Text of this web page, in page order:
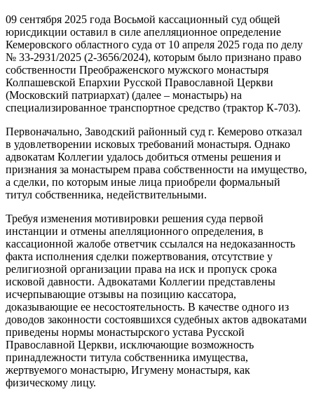
09 сентября 2025 года Восьмой кассационный суд общей
юрисдикции оставил в силе апелляционное определение
Кемеровского областного суда от 10 апреля 2025 года по делу
№ 33-2931/2025 (2-3656/2024), которым было признано право
собственности Преображенского мужского монастыря
Колпашевской Епархии Русской Православной Церкви
(Московский патриархат) (далее – монастырь) на
специализированное транспортное средство (трактор К-703).
Первоначально, Заводский районный суд г. Кемерово отказал
в удовлетворении исковых требований монастыря. Однако
адвокатам Коллегии удалось добиться отмены решения и
признания за монастырем права собственности на имущество,
а сделки, по которым иные лица приобрели формальный
титул собственника, недействительными.
Требуя изменения мотивировки решения суда первой
инстанции и отмены апелляционного определения, в
кассационной жалобе ответчик ссылался на недоказанность
факта исполнения сделки пожертвования, отсутствие у
религиозной организации права на иск и пропуск срока
исковой давности. Адвокатами Коллегии представлены
исчерпывающие отзывы на позицию кассатора,
доказывающие ее несостоятельность. В качестве одного из
доводов законности состоявшихся судебных актов адвокатами
приведены нормы монастырского устава Русской
Православной Церкви, исключающие возможность
принадлежности титула собственника имущества,
жертвуемого монастырю, Игумену монастыря, как
физическому лицу.